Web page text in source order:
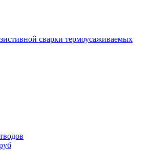
сварки термоусаживаемых